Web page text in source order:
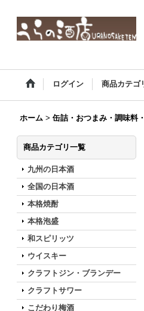
ログイン 商品カテゴ
ホーム > 缶詰・おつまみ・調味料
商品カテゴリ一覧
九州の日本酒
全国の日本酒
本格焼酎
本格泡盛
和スピリッツ
ウイスキー
クラフトジン・ブランデー
クラフトサワー
こだわり梅酒